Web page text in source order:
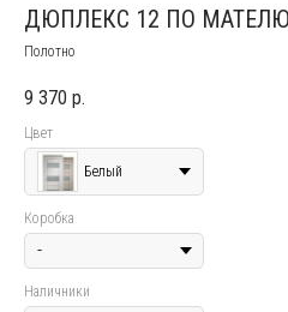
ДЮПЛЕКС 12 ПО
Полотно
9 370 р.
Цвет
Белый
Коробка
Наличники